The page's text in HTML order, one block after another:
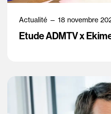
Actualité — 18 novembre
Etude ADMTV x